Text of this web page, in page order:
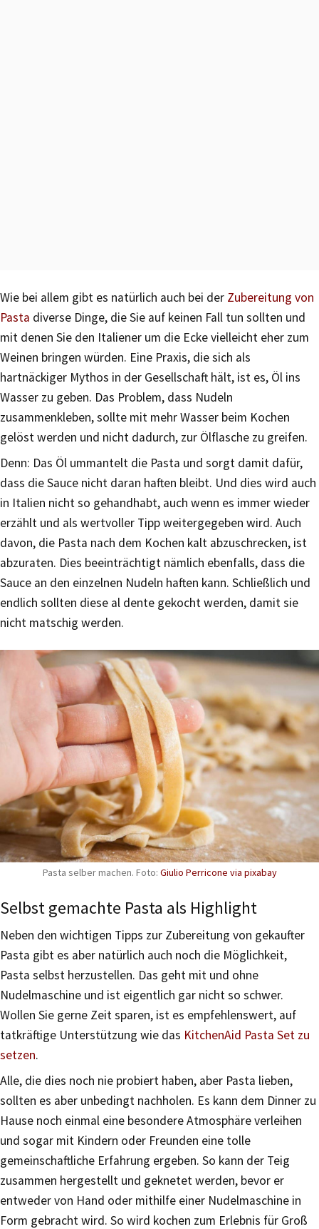
Wie bei allem gibt es natürlich auch bei der Zubereitung von
Pasta diverse Dinge, die Sie auf keinen Fall tun sollten und
mit denen Sie den Italiener um die Ecke vielleicht eher zum
Weinen bringen würden. Eine Praxis, die sich als
hartnäckiger Mythos in der Gesellschaft hält, ist es, Öl ins
Wasser zu geben. Das Problem, dass Nudeln
zusammenkleben, sollte mit mehr Wasser beim Kochen
gelöst werden und nicht dadurch, zur Ölflasche zu greifen.
Denn: Das Öl ummantelt die Pasta und sorgt damit dafür,
dass die Sauce nicht daran haften bleibt. Und dies wird auch
in Italien nicht so gehandhabt, auch wenn es immer wieder
erzählt und als wertvoller Tipp weitergegeben wird. Auch
davon, die Pasta nach dem Kochen kalt abzuschrecken, ist
abzuraten. Dies beeinträchtigt nämlich ebenfalls, dass die
Sauce an den einzelnen Nudeln haften kann. Schließlich und
endlich sollten diese al dente gekocht werden, damit sie
nicht matschig werden.
Pasta selber machen. Foto: Giulio Perricone via pixabay
Selbst gemachte Pasta als Highlight
Neben den wichtigen Tipps zur Zubereitung von gekaufter
Pasta gibt es aber natürlich auch noch die Möglichkeit,
Pasta selbst herzustellen. Das geht mit und ohne
Nudelmaschine und ist eigentlich gar nicht so schwer.
Wollen Sie gerne Zeit sparen, ist es empfehlenswert, auf
tatkräftige Unterstützung wie das KitchenAid Pasta Set zu
setzen.
Alle, die dies noch nie probiert haben, aber Pasta lieben,
sollten es aber unbedingt nachholen. Es kann dem Dinner zu
Hause noch einmal eine besondere Atmosphäre verleihen
und sogar mit Kindern oder Freunden eine tolle
gemeinschaftliche Erfahrung ergeben. So kann der Teig
zusammen hergestellt und geknetet werden, bevor er
entweder von Hand oder mithilfe einer Nudelmaschine in
Form gebracht wird. So wird kochen zum Erlebnis für Groß